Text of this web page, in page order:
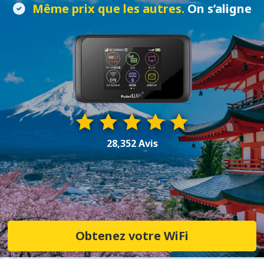
Même prix que les autres.On s’aligne
28,352 Avis
Obtenez votre WiFi